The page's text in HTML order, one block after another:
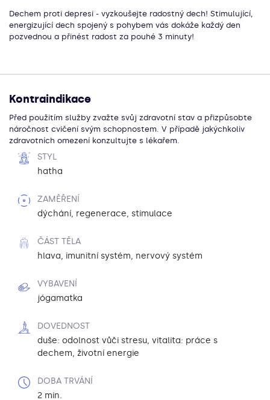
Dechem proti depresi - vyzkoušejte radostný dech! Stimulující,
energizující dech spojený s pohybem vás dokáže každý den
pozvednou a přinést radost za pouhé 3 minuty!
STYL
hatha
ZAMĚŘENÍ
dýchání, regenerace, stimulace
ČÁST TĚLA
hlava, imunitní systém, nervový systém
VYBAVENÍ
jógamatka
DOVEDNOST
duše: odolnost vůči stresu, vitalita: práce s
dechem, životní energie
DOBA TRVÁNÍ
2 min.
Kontraindikace
Před použitím služby zvažte svůj zdravotní stav a přizpůsobte
náročnost cvičení svým schopnostem. V případě jakýchkoliv
zdravotních omezení konzultujte s lékařem.